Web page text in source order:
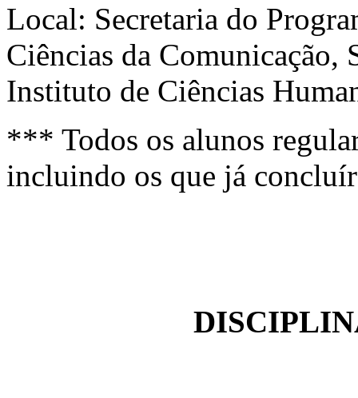
Local: Secretaria do
Ciências da Comunicação,
Instituto de Ciências
*** Todos os alunos
incluindo os que já